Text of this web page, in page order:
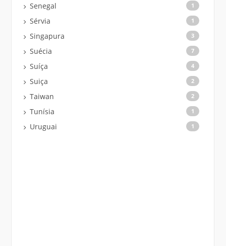
Senegal 1
Sérvia 1
Singapura 3
Suécia 7
Suíça 4
Suiça 2
Taiwan 2
Tunísia 1
Uruguai 1